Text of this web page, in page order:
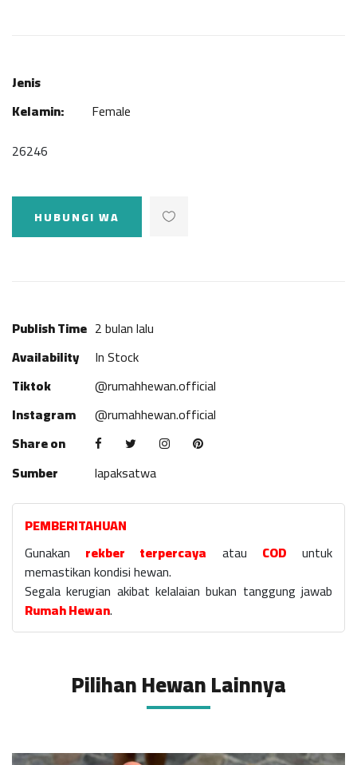
Jenis
Kelamin:
Female
26246
HUBUNGI WA
Publish Time 2 bulan lalu
Availability
In Stock
Tiktok
@rumahhewan.official
Instagram
@rumahhewan.official
Share on
Sumber
lapaksatwa
PEMBERITAHUAN
Gunakan rekber terpercaya atau COD untuk
memastikan kondisi hewan.
Segala kerugian akibat kelalaian bukan tanggung jawab
Rumah Hewan.
Pilihan Hewan Lainnya